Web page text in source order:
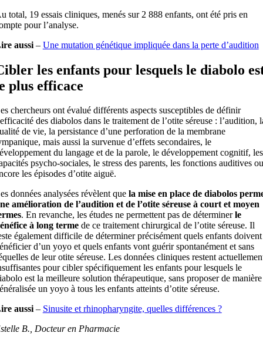
total, 19 essais cliniques, menés sur 2 888 enfants, ont été pris en
pour l’analyse.
aussi– Une mutation génétique impliquée dans la perte d’audition
les enfants pour lesquels le diabolo
plus efficace
chercheurs ont évalué différents aspects susceptibles de définir
des diabolos dans le traitement de l’otite séreuse : l’audition,
de vie, la persistance d’une perforation de la membrane
mais aussi la survenue d’effets secondaires, le
du langage et de la parole, le développement cognitif, les
psycho-sociales, le stress des parents, les fonctions auditives ou
les épisodes d’otite aiguë.
données analysées révèlent que la mise en place de diabolos
amélioration de l’audition et de l’otite séreuse à court et moyen
. En revanche, les études ne permettent pas de déterminerle
à long termede ce traitement chirurgical de l’otite séreuse. Il
également difficile de déterminer précisément quels enfants doivent
d’un yoyo et quels enfants vont guérir spontanément et sans
de leur otite séreuse. Les données cliniques restent
pour cibler spécifiquement les enfants pour lesquels le
est la meilleure solution thérapeutique, sans proposer de manière
un yoyo à tous les enfants atteints d’otite séreuse.
aussi– Sinusite et rhinopharyngite, quelles différences ?
B., Docteur en Pharmacie